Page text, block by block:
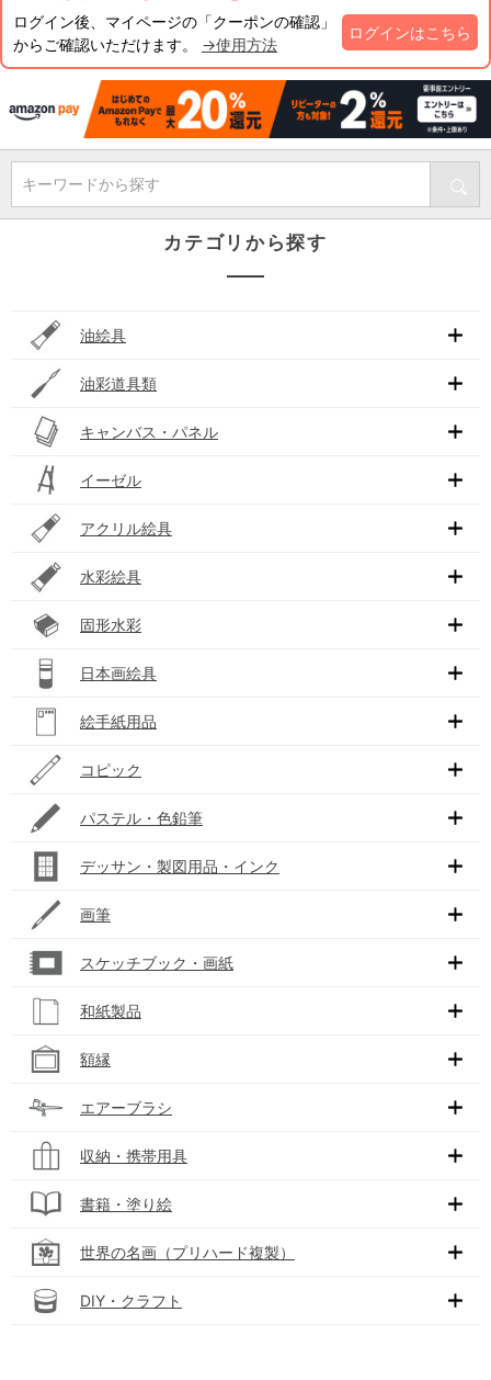
ログイン後、マイページの「クーポンの確認」
からご確認いただけます。 →使用方法
ログインはこちら
キーワードから探す
カテゴリから探す
油絵具
油彩道具類
キャンバス・パネル
イーゼル
アクリル絵具
水彩絵具
固形水彩
日本画絵具
絵手紙用品
コピック
パステル・色鉛筆
デッサン・製図用品・インク
画筆
スケッチブック・画紙
和紙製品
額縁
エアーブラシ
収納・携帯用具
書籍・塗り絵
世界の名画（プリハード複製）
DIY・クラフト